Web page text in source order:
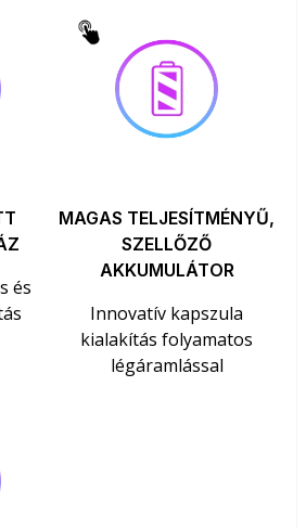
és
MAGAS TELJESÍTMÉNYŰ,
SZELLŐZŐ
AKKUMULÁTOR
Innovatív kapszula
kialakítás folyamatos
légáramlással